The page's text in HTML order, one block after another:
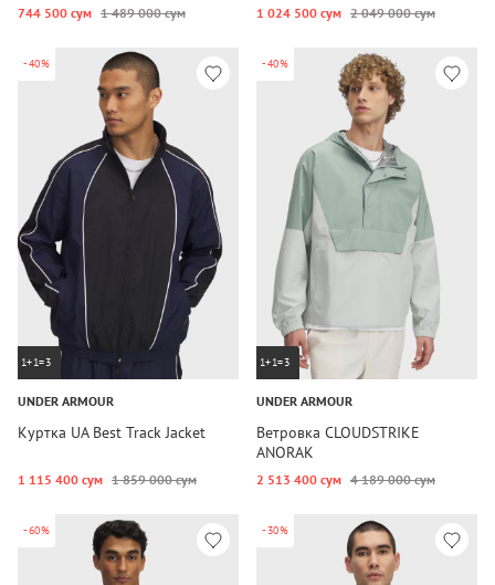
744 500 сум 1 489 000 сум 1 024 500 сум 2 049 000 сум
-40%
1+1=3
UNDER ARMOUR
Куртка UA Best Track Jacket
1 115 400 сум 1 859 000 сум
-40%
1+1=3
UNDER ARMOUR
Ветровка CLOUDSTRIKE
ANORAK
2 513 400 сум 4 189 000 сум
-60% -30%